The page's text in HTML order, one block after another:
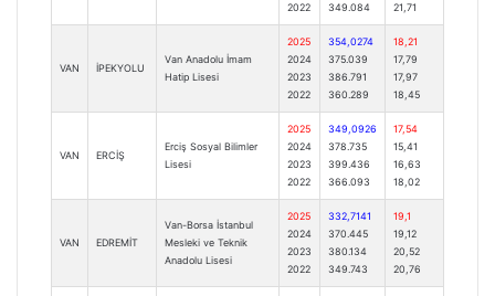
2022
349.084
21,71
VAN İPEKYOLU
Van Anadolu İmam
Hatip Lisesi
2025
2024
2023
2022
354,0274
375.039
386.791
360.289
18,21
17,79
17,97
18,45
VAN ERCİŞ
Erciş Sosyal Bilimler
Lisesi
2025
2024
2023
2022
349,0926
378.735
399.436
366.093
17,54
15,41
16,63
18,02
VAN EDREMİT
Van-Borsa İstanbul
Mesleki ve Teknik
Anadolu Lisesi
2025
2024
2023
2022
332,7141
370.445
380.134
349.743
19,1
19,12
20,52
20,76